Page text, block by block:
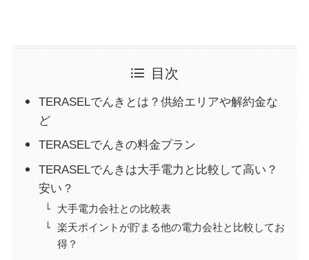
目次
TERASELでんきとは？供給エリアや解約金な
ど
TERASELでんきの料金プラン
TERASELでんきは大手電力と比較して高い？
安い？
大手電力会社との比較表
楽天ポイントが貯まる他の電力会社と比較してお
得？